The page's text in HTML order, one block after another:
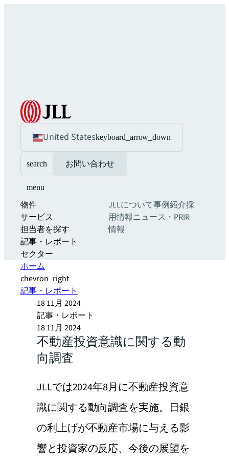
United Stateskeyboard_arrow_down
search お問い合わせ
menu
物件
サービス
担当者を探す
記事・レポート
セクター
JLLについて事例紹介採
用情報ニュース・PRIR
情報
ホーム
chevron_right
記事・レポート
18 11月 2024
記事・レポート
18 11月 2024
不動産投資意識に関する動
向調査
JLLでは2024年8月に不動産投資意
識に関する動向調査を実施。日銀
の利上げが不動産市場に与える影
響と投資家の反応、今後の展望を